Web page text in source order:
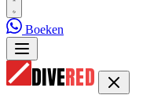
Boeken
DIVERED